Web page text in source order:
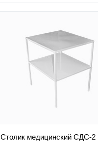
Столик медицинский СДС-2